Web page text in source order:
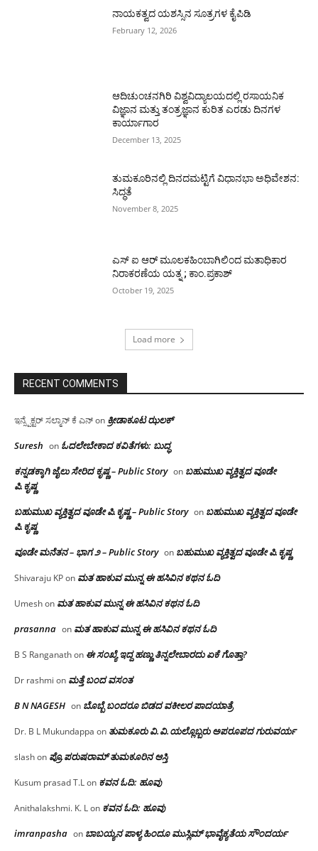
ನಾಯಕತ್ವದ ಯಶಸ್ಸಿನ ಸೂತ್ರಗಳ ಕೈಪಿಡಿ
February 12, 2026
ಆದಿಚುಂಚನಗಿರಿ ವಿಶ್ವವಿದ್ಯಾಲಯದಲ್ಲಿ ರಸಾಯನಿಕ
ವಿಜ್ಞಾನ ಮತ್ತು ತಂತ್ರಜ್ಞಾನ ಕುರಿತ ಎರಡು ದಿನಗಳ
ಕಾರ್ಯಾಗಾರ
December 13, 2025
ತುಮಕೂರಿನಲ್ಲಿ ದಿನದಮಟ್ಟಿಗೆ ವಿಧಾನಭಾ ಅಧಿವೇಶನ:
ಸಿದ್ಧತೆ
November 8, 2025
ಎಸ್ ಐ ಆರ್ ಮೂಲಕಹಿಂಬಾಗಿಲಿಂದ ಮತಾಧಿಕಾರ
ನಿರಾಕರಣೆಯ ಯತ್ನ ; ಕಾಂ.ಪ್ರಕಾಶ್
October 19, 2025
Load more
RECENT COMMENTS
ಇನ್ಸ್ಪೆಕ್ಟರ್ ಸಲ್ಮಾನ್ ಕೆ ಎನ್on ಕ್ರೀಡಾಕೂಟ ಝಲಕ್
Suresh on ಓದಲೇಬೇಕಾದ‌ ಕವಿತೆಗಳು: ಬುದ್ಧ
ಕನ್ನಡಕ್ಕಾಗಿ ಜೈಲು ಸೇರಿದ ಕೃಷ್ಣ – Public Story on ಬಹುಮುಖ ವ್ಯಕ್ತಿತ್ವದ ವೂಡೇ
ಪಿ.ಕೃಷ್ಣ
ಬಹುಮುಖ ವ್ಯಕ್ತಿತ್ವದ ವೂಡೇ ಪಿ.ಕೃಷ್ಣ – Public Story on ಬಹುಮುಖ ವ್ಯಕ್ತಿತ್ವದ ವೂಡೇ
ಪಿ.ಕೃಷ್ಣ
ವೂಡೇ ಮನೆತನ – ಭಾಗ ೨ – Public Story on ಬಹುಮುಖ ವ್ಯಕ್ತಿತ್ವದ ವೂಡೇ ಪಿ.ಕೃಷ್ಣ
Shivaraju KPon ಮತ ಹಾಕುವ ಮುನ್ನ ಈ ಹಸಿವಿನ ಕಥನ ಓದಿ
Umeshon ಮತ ಹಾಕುವ ಮುನ್ನ ಈ ಹಸಿವಿನ ಕಥನ ಓದಿ
prasanna on ಮತ ಹಾಕುವ ಮುನ್ನ ಈ ಹಸಿವಿನ ಕಥನ ಓದಿ
B S Ranganathon ಈ ಸಂಖ್ಯೆ ಇದ್ದ ಹಣ್ಣು ತಿನ್ನಲೇಬಾರದು ಏಕೆ ಗೊತ್ತಾ?
Dr rashmi on ಮತ್ತೆ ಬಂದ ವಸಂತ
B N NAGESH on ಬೊಬ್ಬೆ ಬಂದರೂ ಬಿಡದ ವಕೀಲರ ಪಾದಯಾತ್ರೆ
Dr. B L Mukundappa on ತುಮಕೂರು‌ ವಿ.ವಿ.ಯಲ್ಲೊಬ್ಬರು ಅಪರೂಪದ ಗುರುವರ್ಯ
slashon ಪ್ರೊ.ಪರುಷರಾಮ್ ತುಮಕೂರಿನ ಆಸ್ತಿ
Kusum prasad T.Lon ಕವನ ಓದಿ: ಹೂವು
Anithalakshmi. K. Lon ಕವನ ಓದಿ: ಹೂವು
imranpasha on ಬಾಬಯ್ಯನ ಪಾಳ್ಯ ಹಿಂದೂ ಮುಸ್ಲಿಮ್ ಭಾವೈಕ್ಯತೆಯ ಸೌಂದರ್ಯ